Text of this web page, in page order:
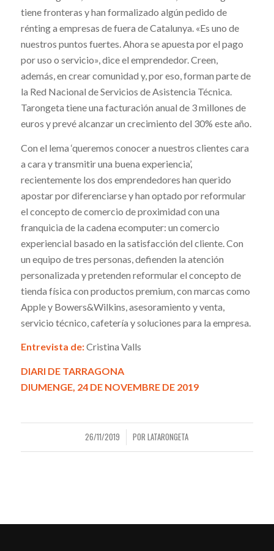
tiene fronteras y han formalizado algún pedido de
rénting a empresas de fuera de Catalunya. «Es uno de
nuestros puntos fuertes. Ahora se apuesta por el pago
por uso o servicio», dice el emprendedor. Creen,
además, en crear comunidad y, por eso, forman parte de
la Red Nacional de Servicios de Asistencia Técnica.
Tarongeta tiene una facturación anual de 3 millones de
euros y prevé alcanzar un crecimiento del 30% este año.
Con el lema ‘queremos conocer a nuestros clientes cara
a cara y transmitir una buena experiencia’,
recientemente los dos emprendedores han querido
apostar por diferenciarse y han optado por reformular
el concepto de comercio de proximidad con una
franquicia de la cadena ecomputer: un comercio
experiencial basado en la satisfacción del cliente. Con
un equipo de tres personas, defienden la atención
personalizada y pretenden reformular el concepto de
tienda física con productos premium, con marcas como
Apple y Bowers&Wilkins, asesoramiento y venta,
servicio técnico, cafetería y soluciones para la empresa.
Entrevista de:Cristina Valls
DIARI DE TARRAGONA
DIUMENGE, 24 DE NOVEMBRE DE 2019
26/11/2019
/ PORLATARONGETA